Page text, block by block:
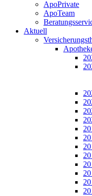
ApoPrivate
ApoTeam
Aktuell